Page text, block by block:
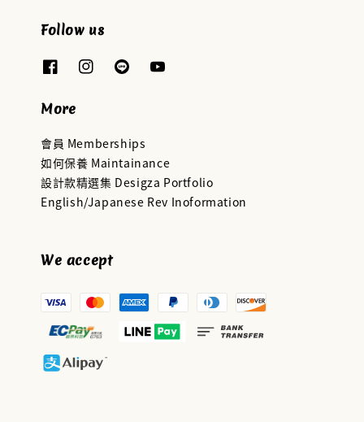
Follow us
More
會員 Memberships
如何保養 Maintainance
設計款精選集 Desigza Portfolio
English/Japanese Rev Inoformation
We accept